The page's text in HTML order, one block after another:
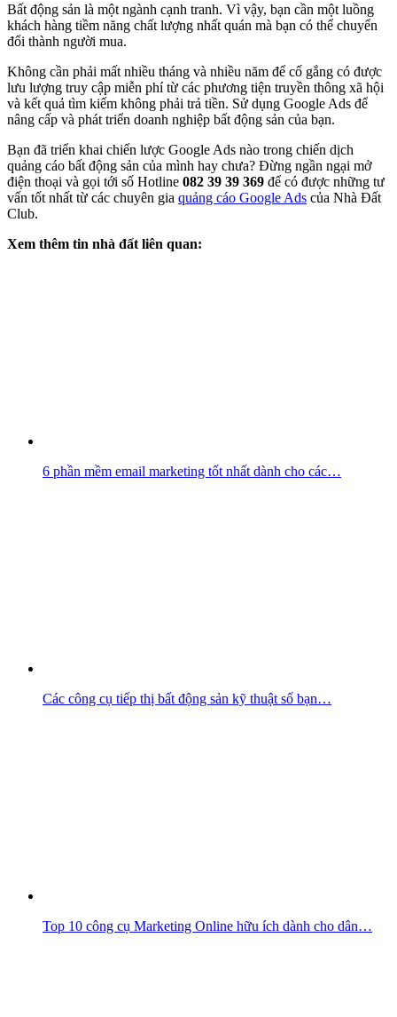
Bất động sản là một ngành cạnh tranh. Vì vậy, bạn cần một luồng
khách hàng tiềm năng chất lượng nhất quán mà bạn có thể chuyển
đổi thành người mua.
Không cần phải mất nhiều tháng và nhiều năm để cố gắng có được
lưu lượng truy cập miễn phí từ các phương tiện truyền thông xã hội
và kết quả tìm kiếm không phải trả tiền. Sử dụng Google Ads để
nâng cấp và phát triển doanh nghiệp bất động sản của bạn.
Bạn đã triển khai chiến lược Google Ads nào trong chiến dịch
quảng cáo bất động sản của mình hay chưa? Đừng ngần ngại mở
điện thoại và gọi tới số Hotline 082 39 39 369 để có được những tư
vấn tốt nhất từ các chuyên gia quảng cáo Google Ads của Nhà Đất
Club.
Xem thêm tin nhà đất liên quan:
6 phần mềm email marketing tốt nhất dành cho các…
Các công cụ tiếp thị bất động sản kỹ thuật số bạn…
Top 10 công cụ Marketing Online hữu ích dành cho dân…